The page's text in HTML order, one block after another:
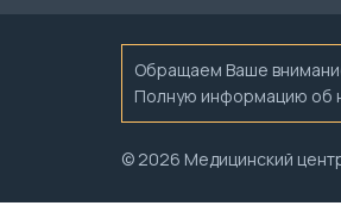
Обращаем Ваше
Полную информацию об
© 2026 Медицинский